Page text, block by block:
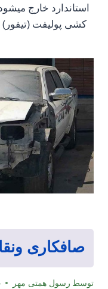
استاندارد خارج
کشی پولیفت (تیفور)
صافکاری
توسط رسول همتی مهر